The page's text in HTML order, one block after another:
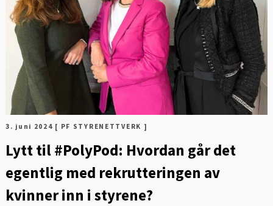
3. juni 2024 [ PF STYRENETTVERK ]
Lytt til #PolyPod: Hvordan går det
egentlig med rekrutteringen av
kvinner inn i styrene?